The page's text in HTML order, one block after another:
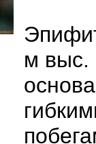
м выс.